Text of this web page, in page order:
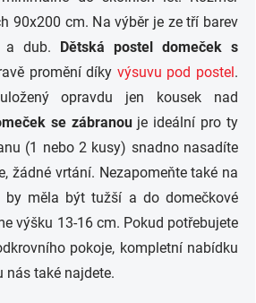
90x200 cm. Na výběr je ze tří barev
a dub. Dětská postel domeček s
promění díky výsuvu pod postel.
opravdu jen kousek nad
se zábranouje ideální pro ty
(1 nebo 2 kusy) snadno nasadíte
žádné vrtání. Nezapomeňte také na
by měla být tužší a do domečkové
výšku 13-16 cm. Pokud potřebujete
pokoje, kompletní nabídku
nás také najdete.